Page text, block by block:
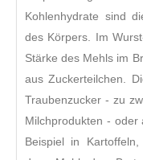
Kohlenhydrate sind
des Körpers. Im
Stärke des Mehls im
aus Zuckerteilchen.
Traubenzucker - zu
Milchprodukten -
Beispiel in